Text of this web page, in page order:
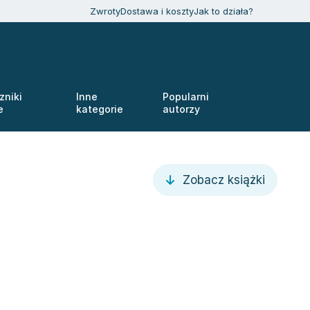
ZwrotyDostawa i kosztyJak to działa?
Inne
kategorie
Popularni
autorzy
Zobacz książki